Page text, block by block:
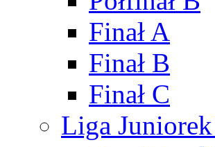
Finał A
Finał B
Finał C
Liga